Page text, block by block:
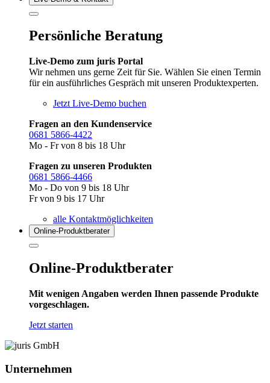
Persönliche Beratung
Live-Demo zum juris Portal
Wir nehmen uns gerne Zeit für Sie. Wählen Sie einen Termin
für ein ausführliches Gespräch mit unseren Produktexperten.
Jetzt Live-Demo buchen
Fragen an den Kundenservice
0681 5866-4422
Mo - Fr von 8 bis 18 Uhr
Fragen zu unseren Produkten
0681 5866-4466
Mo - Do von 9 bis 18 Uhr
Fr von 9 bis 17 Uhr
alle Kontaktmöglichkeiten
Online-Produkt­berater
Online-Produktberater
Mit wenigen Angaben werden Ihnen passende Produkte
vorgeschlagen.
Jetzt starten
Unternehmen